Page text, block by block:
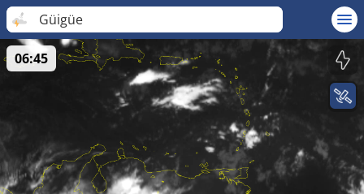
Güigüe
06:45